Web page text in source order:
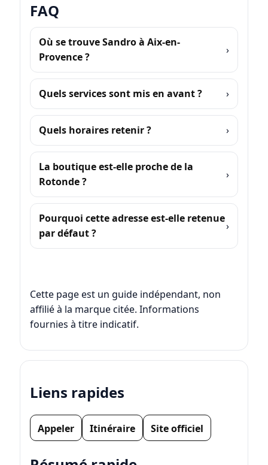
FAQ
Où se trouve Sandro à Aix-en-
Provence ?
Quels services sont mis en avant ?
Quels horaires retenir ?
La boutique est-elle proche de la
Rotonde ?
Pourquoi cette adresse est-elle retenue
par défaut ?
Cette page est un guide indépendant, non
affilié à la marque citée. Informations
fournies à titre indicatif.
Liens rapides
Appeler Itinéraire Site officiel